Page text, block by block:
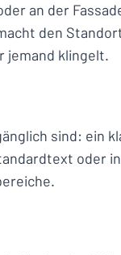
an der
den
jemand klingelt.
sind: ein
oder